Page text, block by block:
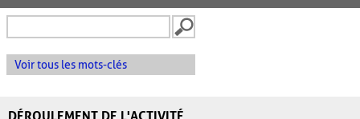
Voir tous les mots-clés